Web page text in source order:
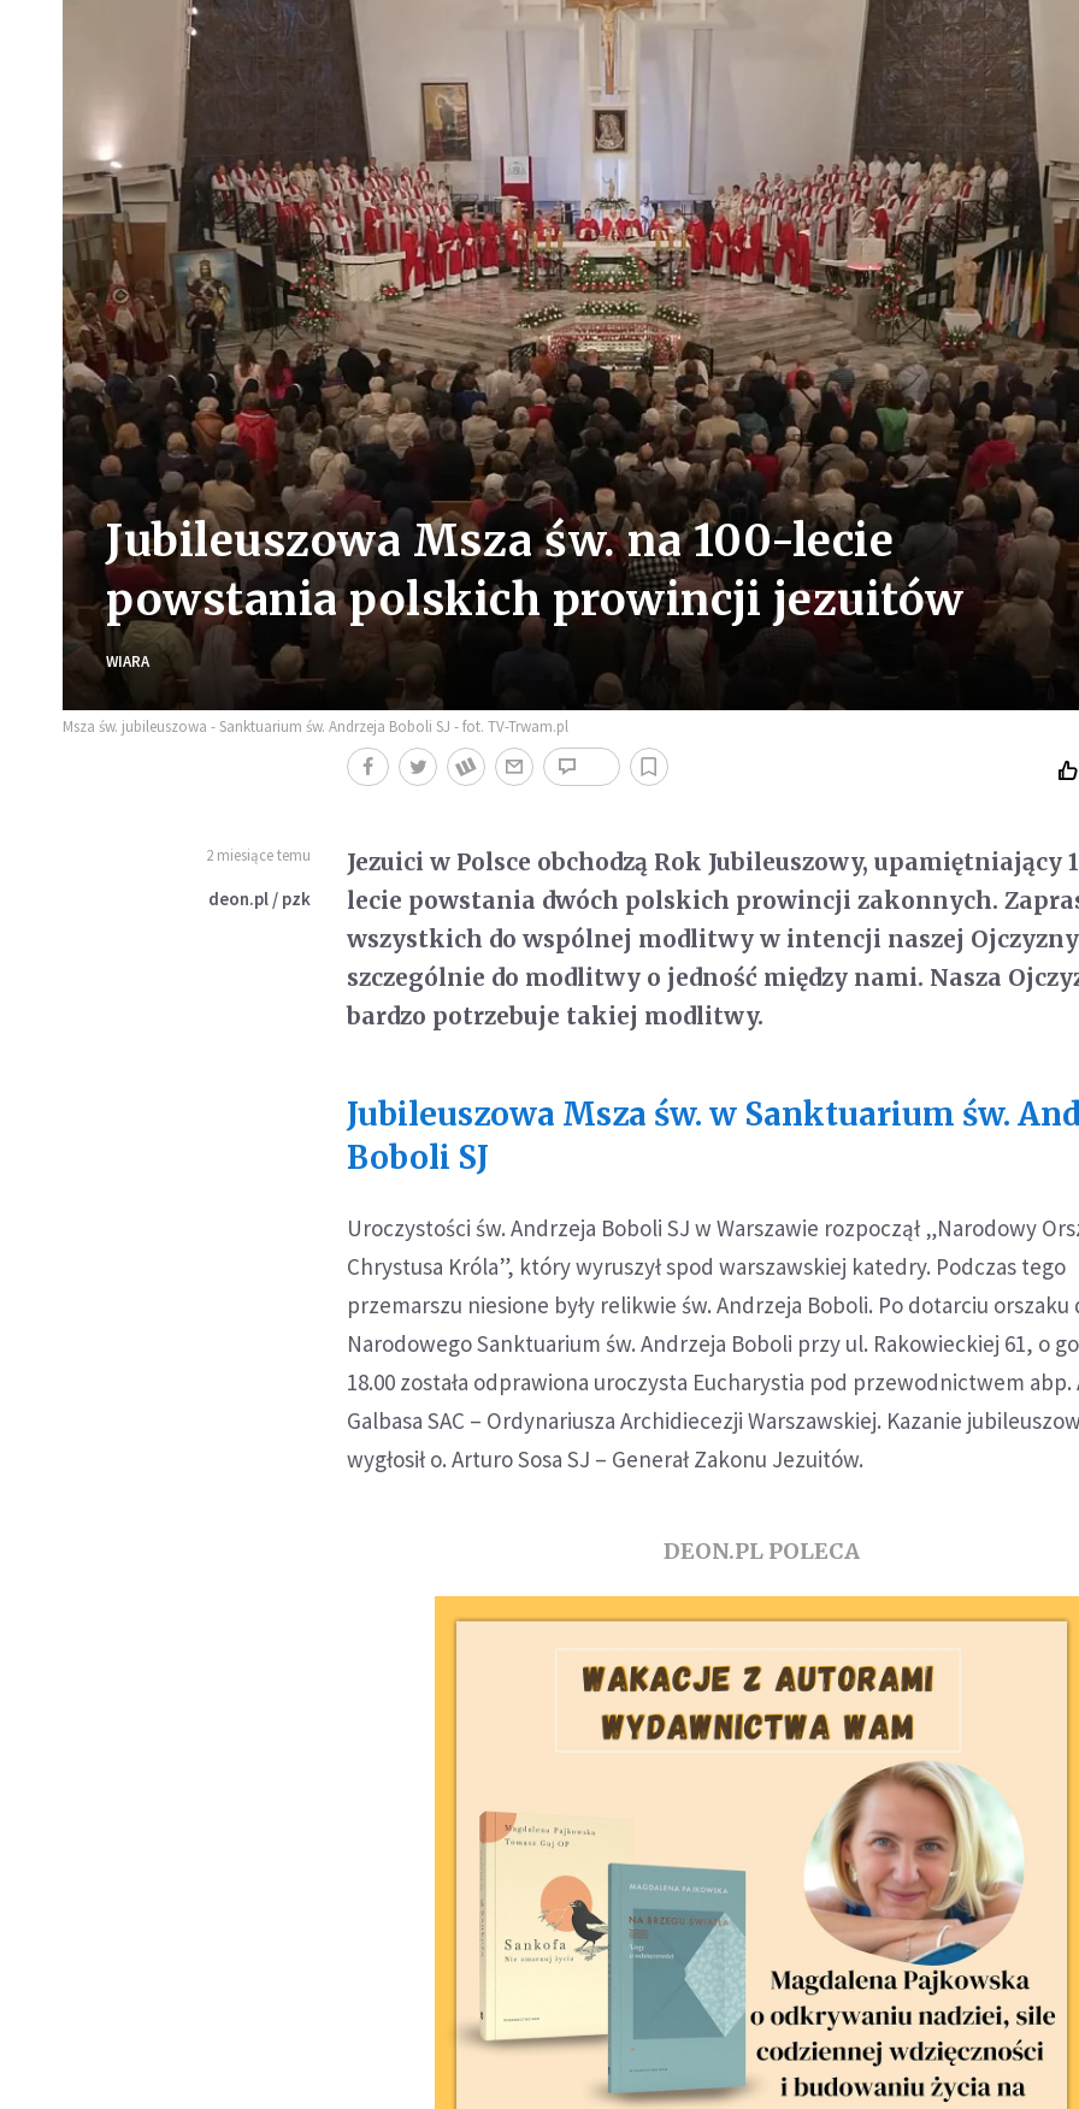
Jubileuszowa Msza św. na 100-lecie
powstania polskich prowincji jezuitów
WIARA
Msza św. jubileuszowa - Sanktuarium św. Andrzeja Boboli SJ - fot. TV-Trwam.pl
2 miesiące temu
deon.pl / pzk
Jezuici w Polsce obchodzą Rok Jubileuszowy, upamiętniający
lecie powstania dwóch polskich prowincji zakonnych.
wszystkich do wspólnej modlitwy w intencji naszej
szczególnie do modlitwy o jedność między nami. Nasza
bardzo potrzebuje takiej modlitwy.
Jubileuszowa Msza św. w Sanktuarium św.
Boboli SJ
Uroczystości św. Andrzeja Boboli SJ w Warszawie rozpoczął „Narodowy
Chrystusa Króla”, który wyruszył spod warszawskiej katedry. Podczas tego
przemarszu niesione były relikwie św. Andrzeja Boboli. Po dotarciu orszaku
Narodowego Sanktuarium św. Andrzeja Boboli przy ul. Rakowieckiej 61, o
18.00 została odprawiona uroczysta Eucharystia pod przewodnictwem abp.
Galbasa SAC – Ordynariusza Archidiecezji Warszawskiej. Kazanie
wygłosił o. Arturo Sosa SJ – Generał Zakonu Jezuitów.
DEON.PL POLECA